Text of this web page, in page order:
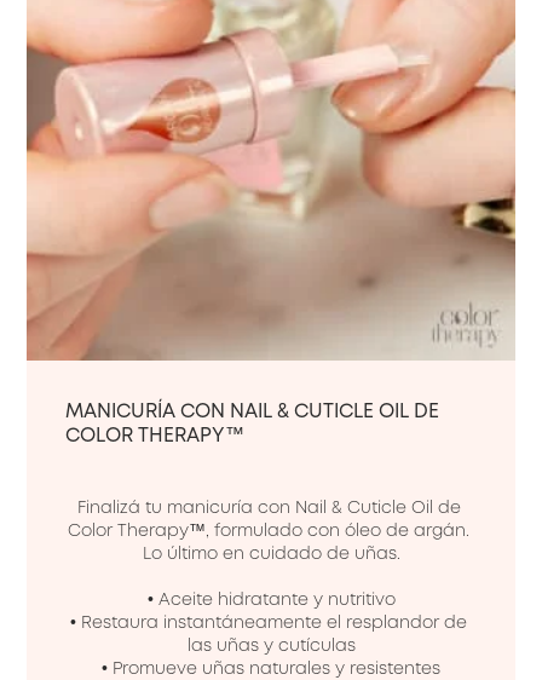
MANICURÍA CON NAIL & CUTICLE OIL DE
COLOR THERAPY™
Finalizá tu manicuría con Nail & Cuticle Oil de
Color Therapy™, formulado con óleo de argán.
Lo último en cuidado de uñas.
• Aceite hidratante y nutritivo
• Restaura instantáneamente el resplandor de
las uñas y cutículas
• Promueve uñas naturales y resistentes